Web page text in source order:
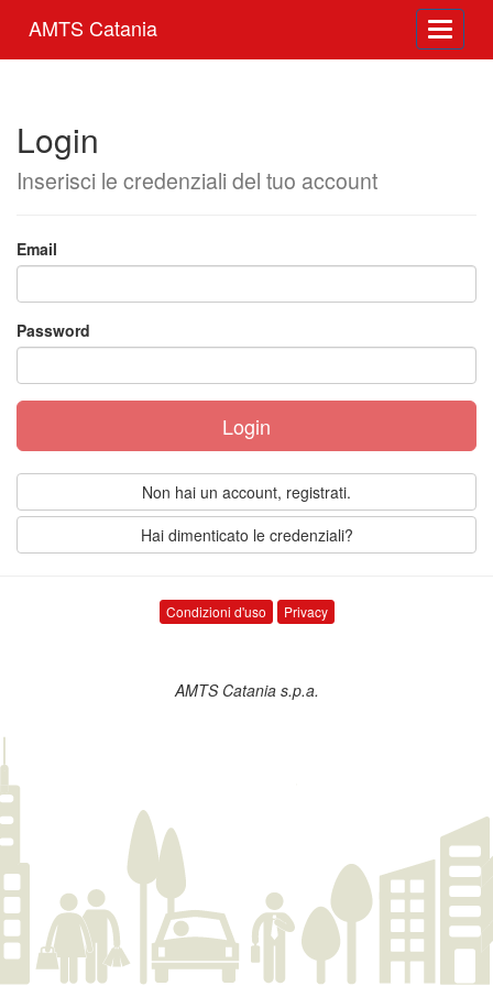
Toggle
AMTS Catania
Login
Inserisci le credenziali del tuo account
Email
Password
Non hai un account, registrati.
Hai dimenticato le credenziali?
Condizioni d'uso Privacy
AMTS Catania s.p.a.